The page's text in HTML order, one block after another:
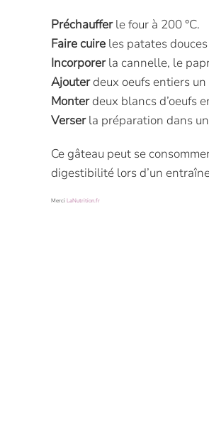
Préchaufferle four à 200 °C.
Faire cuire les patates
Incorporerla cannelle, le
Ajouterdeux oeufs entiers un
Monterdeux blancs d’oeufs
Verserla préparation dans
Ce gâteau peut se
digestibilité lors d’un
MerciLaNutrition.fr